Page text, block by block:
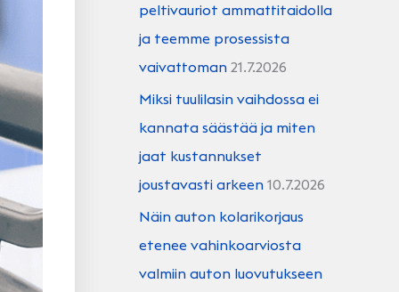
peltivauriot ammattitaidolla
ja teemme prosessista
vaivattoman 21.7.2026
Miksi tuulilasin vaihdossa ei
kannata säästää ja miten
jaat kustannukset
joustavasti arkeen 10.7.2026
Näin auton kolarikorjaus
etenee vahinkoarviosta
valmiin auton luovutukseen